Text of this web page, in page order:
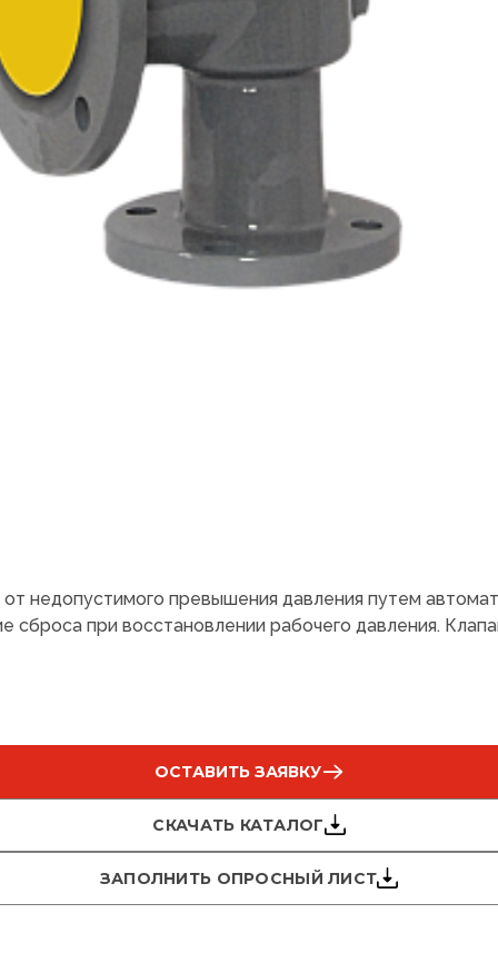
недопустимого превышения давления путем
при восстановлении рабочего давления.
ОСТАВИТЬ ЗАЯВКУ
СКАЧАТЬ КАТАЛОГ
ЗАПОЛНИТЬ ОПРОСНЫЙ ЛИСТ